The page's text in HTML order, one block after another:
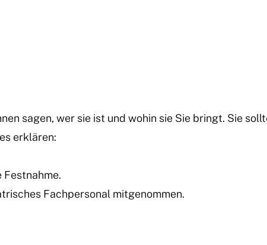
sagen, wer sie ist und wohin sie Sie bringt. Sie
erklären:
Fachpersonal mitgenommen.